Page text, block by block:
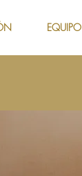
EQUIPO